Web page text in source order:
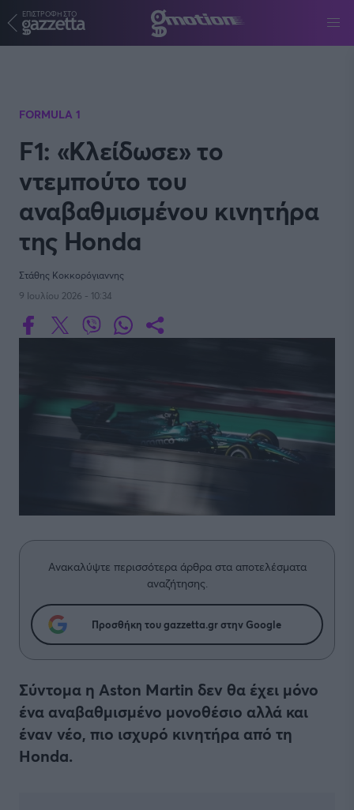
ΕΠΙΣΤΡΟΦΗ ΣΤΟ
FORMULA 1
F1: «Κλείδωσε» το
ντεμπούτο του
αναβαθμισμένου κινητήρα
της Honda
Στάθης Κοκκορόγιαννης
9 Ιουλίου 2026 - 10:34
Ανακαλύψτε περισσότερα άρθρα στα αποτελέσματα
αναζήτησης.
Προσθήκη του gazzetta.gr στην Google
Σύντομα η Aston Martin δεν θα έχει μόνο
ένα αναβαθμισμένο μονοθέσιο αλλά και
έναν νέο, πιο ισχυρό κινητήρα από τη
Honda.